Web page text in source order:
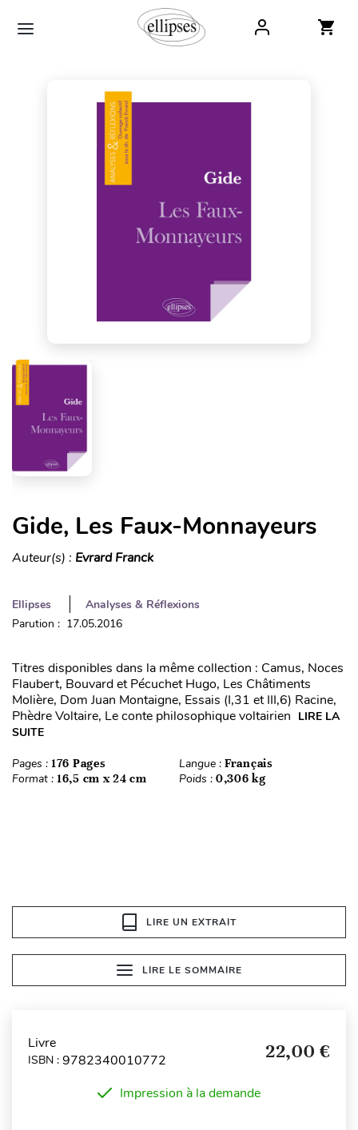
Gide, Les Faux-Monnayeurs
Auteur(s) : Evrard Franck
Ellipses
Analyses & Réflexions
Parution : 17.05.2016
Titres disponibles dans la même collection : Camus, Noces
Flaubert, Bouvard et Pécuchet Hugo, Les Châtiments
Molière, Dom Juan Montaigne, Essais (I,31 et III,6) Racine,
Phèdre Voltaire, Le conte philosophique voltairien LIRE LA
SUITE
Pages : 176 Pages Langue : Français
Format : 16,5 cm x 24 cm Poids : 0,306 kg
LIRE UN EXTRAIT
LIRE LE SOMMAIRE
Livre
ISBN : 9782340010772 22,00 €
Impression à la demande